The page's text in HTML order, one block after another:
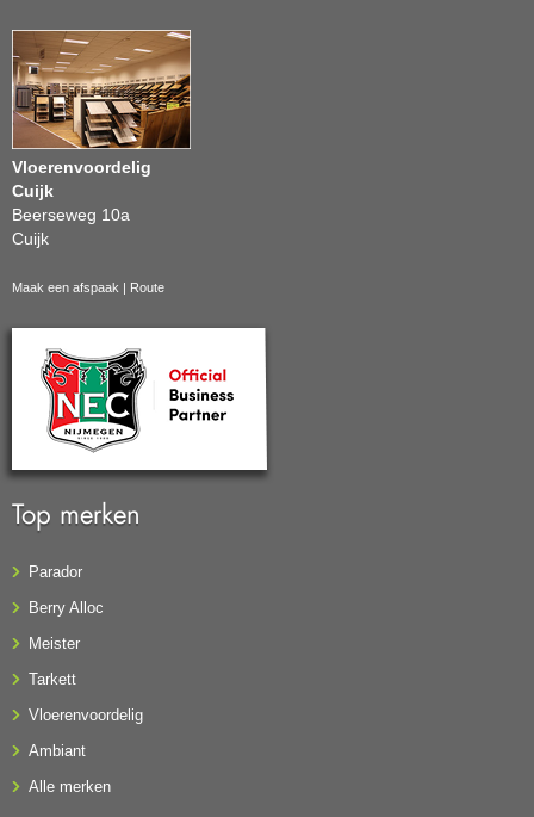
Vloerenvoordelig
Cuijk
Beerseweg 10a
Cuijk
Maak een afspaak | Route
Top merken
Parador
Berry Alloc
Meister
Tarkett
Vloerenvoordelig
Ambiant
Alle merken